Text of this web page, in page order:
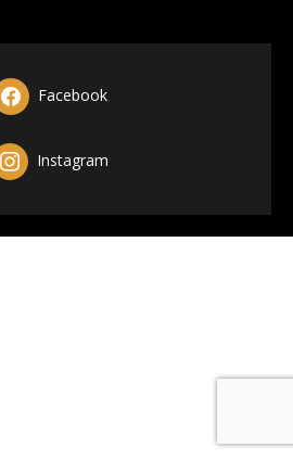
Facebook
Instagram